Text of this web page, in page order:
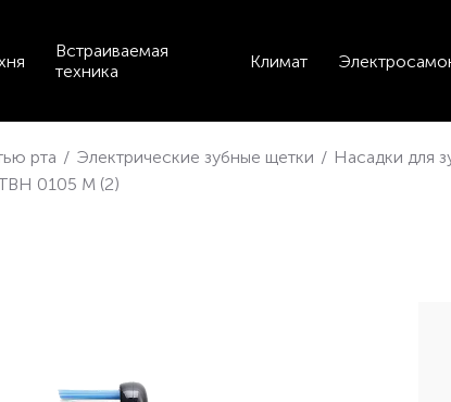
Встраиваемая
техника
Климат
рта / Электрические зубные щетки / Насадки для
0105 M (2)